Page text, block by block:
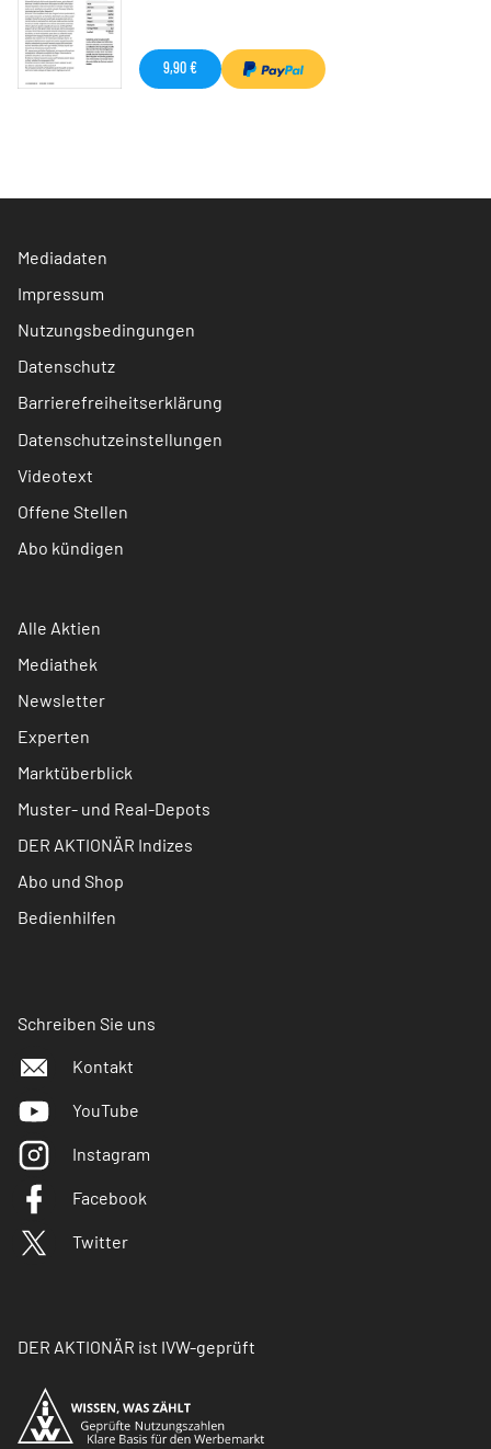
9,90 €
Mediadaten
Impressum
Nutzungsbedingungen
Datenschutz
Barrierefreiheitserklärung
Datenschutzeinstellungen
Videotext
Offene Stellen
Abo kündigen
Alle Aktien
Mediathek
Newsletter
Experten
Marktüberblick
Muster- und Real-Depots
DER AKTIONÄR Indizes
Abo und Shop
Bedienhilfen
Schreiben Sie uns
Kontakt
YouTube
Instagram
Facebook
Twitter
DER AKTIONÄR ist IVW-geprüft